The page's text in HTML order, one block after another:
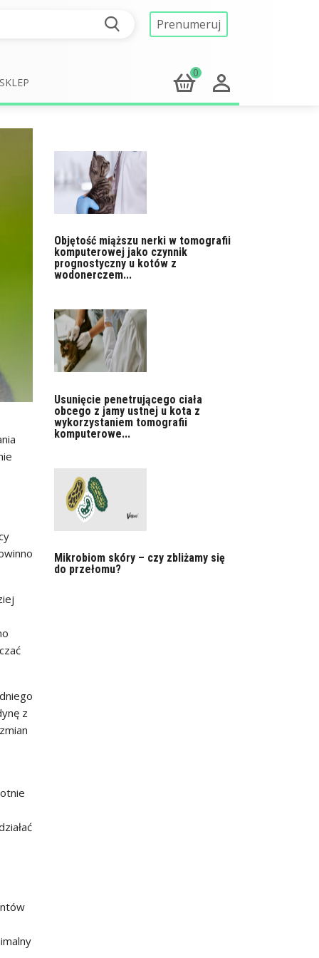
Prenumeruj
SKLEP
0
z
Objętość miąższu nerki w tomografii
komputerowej jako czynnik
prognostyczny u kotów z
wodonerczem...
Usunięcie penetrującego ciała
obcego z jamy ustnej u kota z
wykorzystaniem tomografii
komputerowe...
Mikrobiom skóry – czy zbliżamy się
do przełomu?